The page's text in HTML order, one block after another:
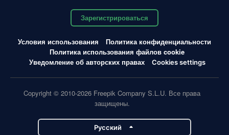
Зарегистрироваться
Условия использования
Политика конфиденциальности
Политика использования файлов cookie
Уведомление об авторских правах
Cookies settings
Copyright © 2010-2026 Freepik Company S.L.U. Все права
защищены.
Pусский